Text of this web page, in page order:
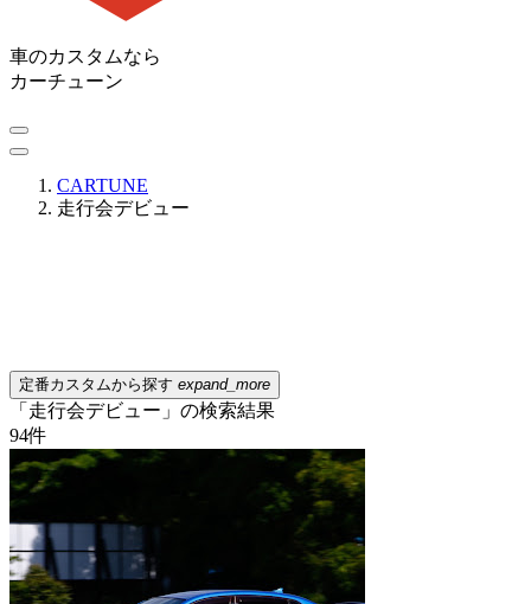
車のカスタムなら
カーチューン
CARTUNE
走行会デビュー
定番カスタムから探す expand_more
「走行会デビュー」の検索結果
94件